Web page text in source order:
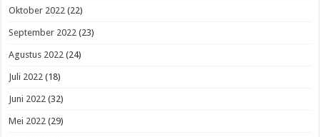
Oktober 2022 (22)
September 2022 (23)
Agustus 2022 (24)
Juli 2022 (18)
Juni 2022 (32)
Mei 2022 (29)